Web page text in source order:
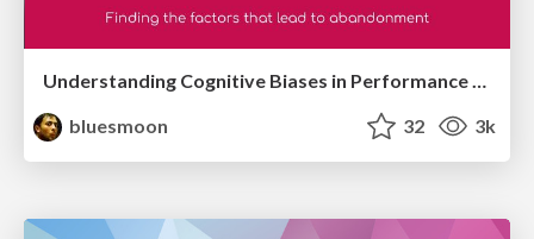
Understanding Cognitive Biases in Performance Measurement
bluesmoon
32 3k